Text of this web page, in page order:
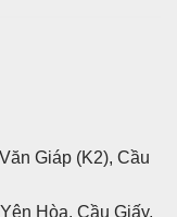
Giáp (K2), Cầu
Hòa, Cầu Giấy,